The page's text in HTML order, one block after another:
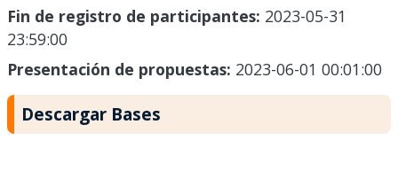
Fin de registro de participantes: 2023-05-31
23:59:00
Presentación de propuestas: 2023-06-01 00:01:00
Descargar Bases